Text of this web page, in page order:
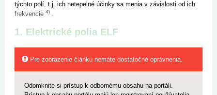
týchto polí, t.j. ich netepelné účinky sa menia v závislosti od ich
frekvencie 4) .
1. Elektrické polia ELF
Pre zobrazenie článku nemáte dostatočné oprávnenia.
Odomknite si prístup k odbornému obsahu na portáli.